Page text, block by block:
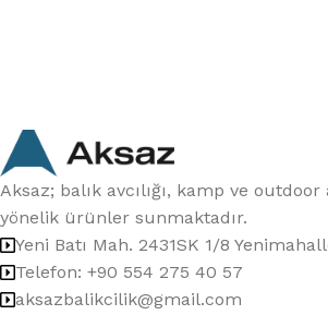
Aksaz; balık avcılığı, kamp ve
yönelik ürünler sunmaktadır.
Yeni Batı Mah. 2431SK 1/8
Telefon: +90 554 275 40 57
aksazbalikcilik@gmail.com